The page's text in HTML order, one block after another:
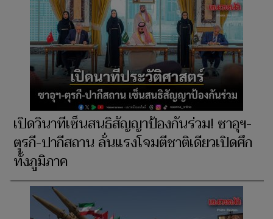
เปิดวินาทีเซ็นสนธิสัญญาป้องกันร่วม! ซาอุฯ-
ตุรกี-ปากีสถาน ลั่นแรงโจมตีชาติเดียวเปิดศึก
ทั้งภูมิภาค